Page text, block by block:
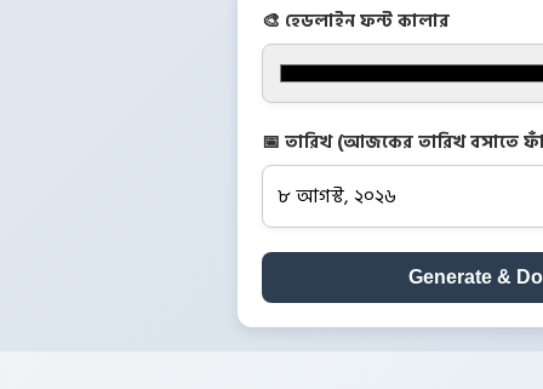
🎨 হেডলাইন ফন্ট কালার
📅 তারিখ (আজকের তারিখ বসাতে
Generate &